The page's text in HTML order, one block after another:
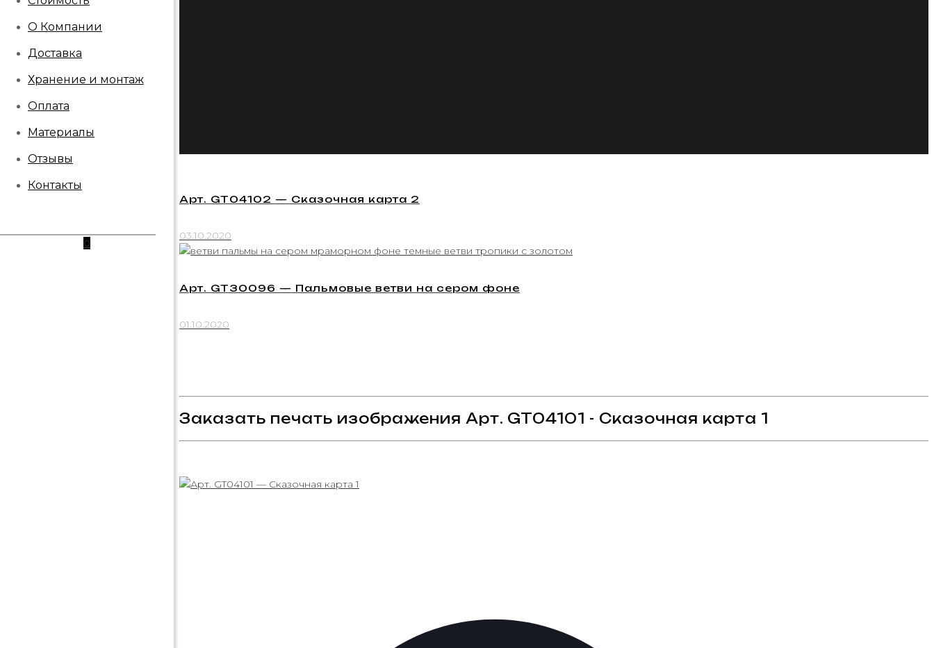
О Компании
Доставка
Хранение и монтаж
Оплата
Материалы
Отзывы
Контакты
0
Арт. GT04102 — Сказочная карта 2
03.10.2020
Арт. GT30096 — Пальмовые ветви на сером фоне
01.10.2020
Заказать печать изображения Арт. GT04101 - Сказочная карта 1